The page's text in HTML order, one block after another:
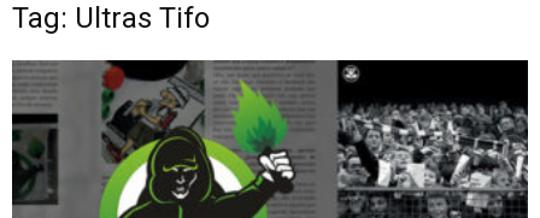
Tag: Ultras Tifo